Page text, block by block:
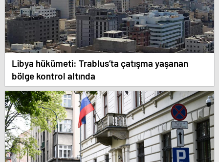
Libya hükümeti: Trablus’ta çatışma yaşanan
bölge kontrol altında